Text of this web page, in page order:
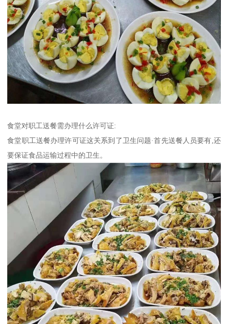
食堂对职工送餐需办理什么许可证:
食堂职工送餐办理许可证这关系到了卫生问题·首先送餐人员要有,还
要保证食品运输过程中的卫生。